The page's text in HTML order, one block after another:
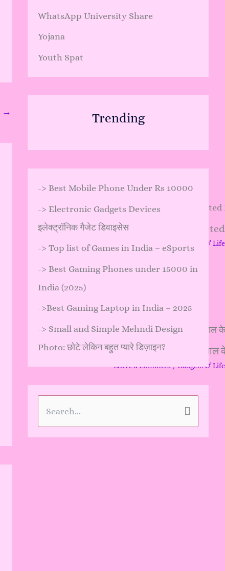
→
Instagram Pe
Leave a Comment Gadgets &
मज़ेदार और हास्य बारे नए
Leave a Comment/Gadgets &
…
WhatsApp University Share
Yojana
Youth Spat
Trending
-> Best Mobile Phone Under Rs 10000
-> Electronic Gadgets Devices
इलेक्ट्रॉनिक गैजेट डिवाइसेस
-> Top list of Games in India – eSports
-> Best Gaming Phones under 15000 in
India (2025)
->Best Gaming Laptop in India – 2025
-> Small and Simple Mehndi Design
Photo: छोटे लेकिन बहुत प्यारे डिज़ाइन?